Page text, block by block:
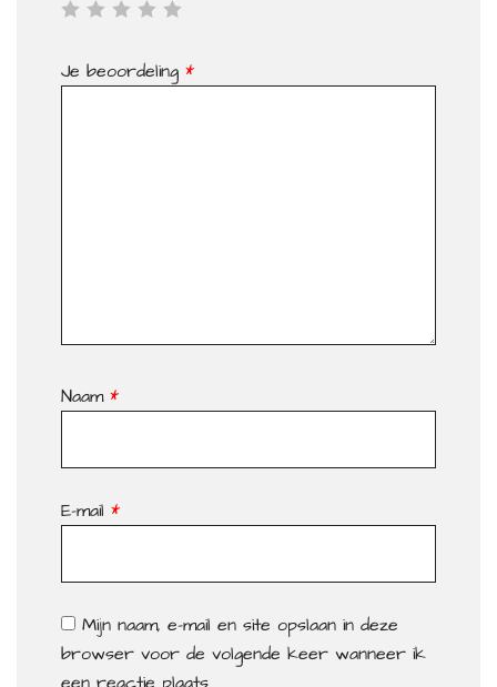
Je beoordeling *
Naam *
E-mail *
Mijn naam, e-mail en site opslaan in deze
browser voor de volgende keer wanneer ik